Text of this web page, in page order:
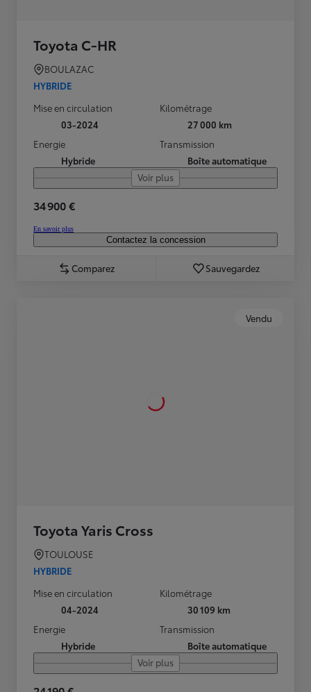
Toyota C-HR
BOULAZAC
HYBRIDE
Mise en circulation
03-2024
Kilométrage
27 000 km
Energie
Hybride
Transmission
Boîte automatique
Voir plus
34 900 €
En savoir plus
Contactez la concession
Comparez Sauvegardez
Vendu
Toyota Yaris Cross
TOULOUSE
HYBRIDE
Mise en circulation
04-2024
Kilométrage
30 109 km
Energie
Hybride
Transmission
Boîte automatique
Voir plus